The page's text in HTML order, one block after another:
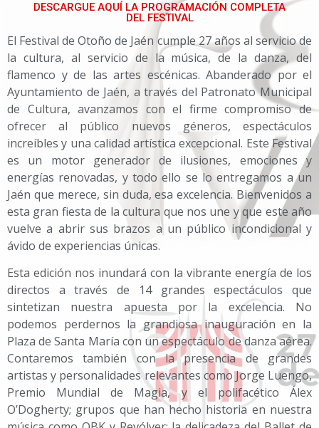
DESCARGUE AQUÍ LA PROGRAMACIÓN COMPLETA
DEL FESTIVAL
El Festival de Otoño de Jaén cumple 27 años al servicio de
la cultura, al servicio de la música, de la danza, del
flamenco y de las artes escénicas. Abanderado por el
Ayuntamiento de Jaén, a través del Patronato Municipal
de Cultura, avanzamos con el firme compromiso de
ofrecer al público nuevos géneros, espectáculos
increíbles y una calidad artística excepcional. Este Festival
es un motor generador de ilusiones, emociones y
energías renovadas, y todo ello se lo entregamos a un
Jaén que merece, sin duda, esa excelencia. Bienvenidos a
esta gran fiesta de la cultura que nos une y que este año
vuelve a abrir sus brazos a un público incondicional y
ávido de experiencias únicas.
Esta edición nos inundará con la vibrante energía de los
directos a través de 14 grandes espectáculos que
sintetizan nuestra apuesta por la excelencia. No
podemos perdernos la grandiosa inauguración en la
Plaza de Santa María con un espectáculo de danza aérea.
Contaremos también con la presencia de grandes
artistas y personalidades relevantes como Jorge Luengo,
Premio Mundial de Magia, y el polifacético Álex
O’Dogherty; grupos que han hecho historia en nuestra